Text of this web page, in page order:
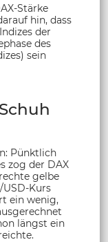
Stärke
hin, dass
der
des
sein
Pünktlich
zog der DAX
gelbe
Kurs
ein wenig,
längst ein